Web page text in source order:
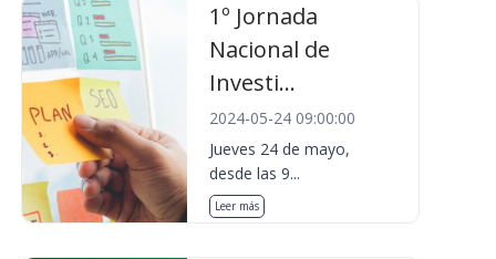
1º Jornada
Nacional de
Investi...
2024-05-24 09:00:00
Jueves 24 de mayo,
desde las 9...
Leer más